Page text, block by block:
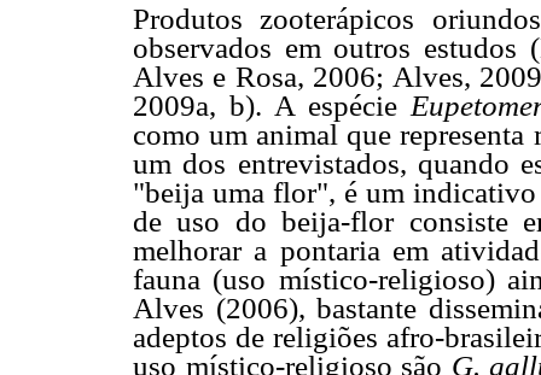
Produtos zooterápicos
observados em outros
Alves e Rosa, 2006; Alves,
2009a, b). A espécie
como um animal que
um dos entrevistados, quando
"beija uma flor", é um
de uso do beija-flor consiste
melhorar a pontaria em
fauna (uso místico-religioso)
Alves (2006), bastante
adeptos de religiões afro-
uso místico-religioso são G.